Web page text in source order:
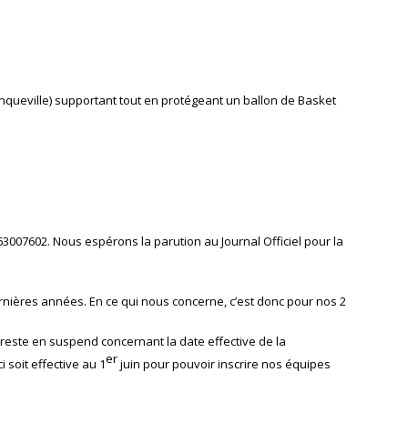
supportant tout en protégeant un ballon de Basket
Nous espérons la parution au Journal Officiel pour la
années. En ce qui nous concerne, c’est donc pour nos 2
en suspend concernant la date effective de la
soit effective au 1erjuin pour pouvoir inscrire nos équipes